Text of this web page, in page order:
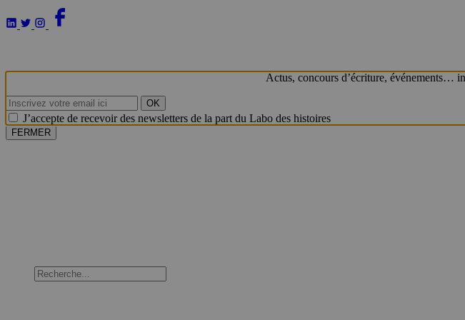
au
Actus, concours d’écriture, événements…
OK
J’accepte de recevoir des newsletters de la part du Labo des histoires
FERMER